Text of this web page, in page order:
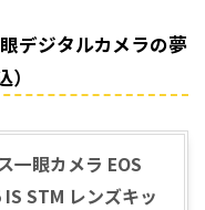
デジタルカメラの夢
一眼カメラ EOS
STM レンズキッ